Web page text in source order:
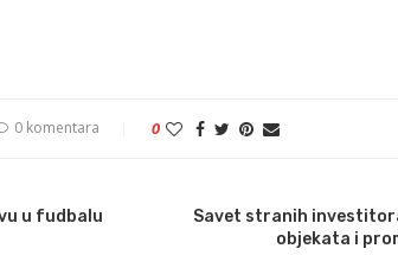
0 komentara 0
u fudbalu
Savet stranih
objekata i